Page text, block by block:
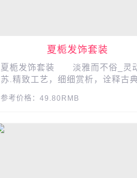
夏栀发饰套装
夏栀发饰套装 淡雅而不俗_灵
苏.精致工艺，细细赏析，诠释古
参考价格：49.80RMB